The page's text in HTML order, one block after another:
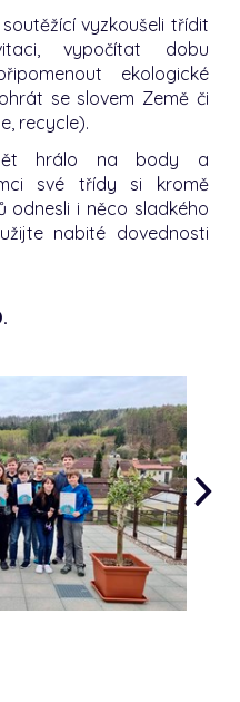
vyzkoušeli třídit
vypočítat dobu
ekologické
se slovem Země či
recycle).
hrálo na body a
své třídy si kromě
odnesli i něco sladkého
nabité dovednosti